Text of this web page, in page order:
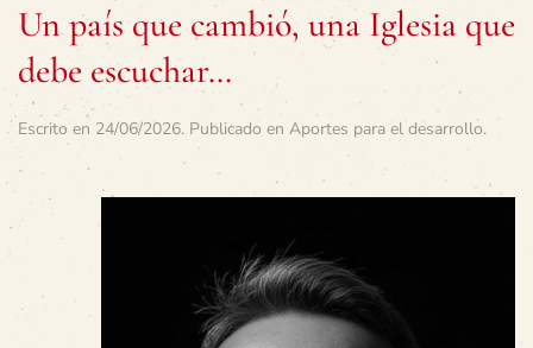
Un país que cambió, una Iglesia que
debe escuchar…
Escrito en 24/06/2026. Publicado en Aportes para el desarrollo.